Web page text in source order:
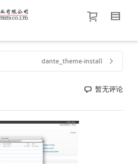
衬衫尺码
价格介于
默认品牌.
dante_theme-install
暂无评论